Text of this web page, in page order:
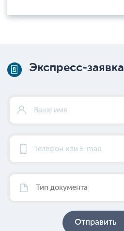
Экспресс-заявка